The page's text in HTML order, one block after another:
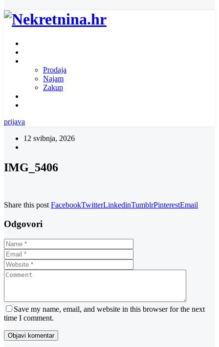
Prodaja
Najam
Zakup
prijava
12 svibnja, 2026
IMG_5406
Share this post FacebookTwitterLinkedinTumblrPinterestEmail
Odgovori
Save my name, email, and website in this browser for the next
time I comment.